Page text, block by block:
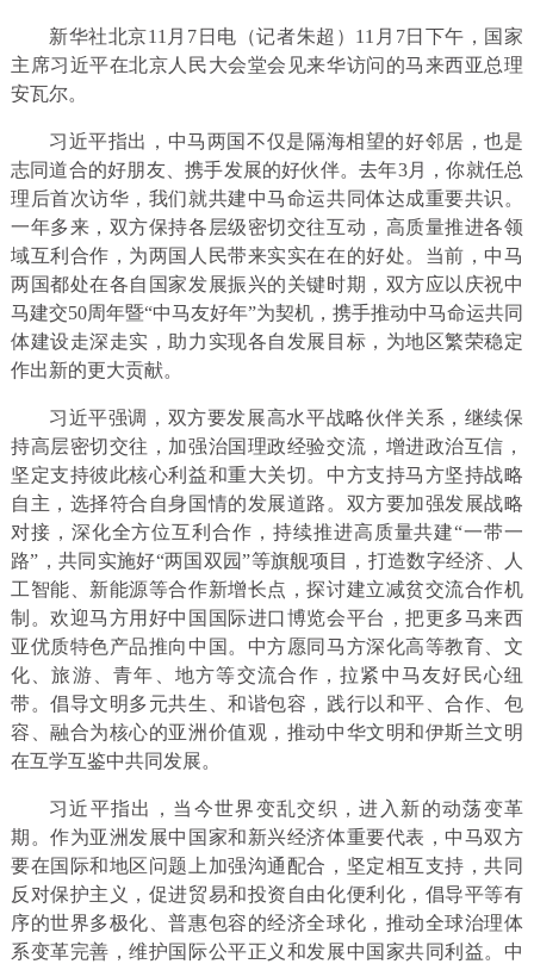
新华社北京11月7日电（记者朱超）11月7日下午，国家
主席习近平在北京人民大会堂会见来华访问的马来西亚总理
安瓦尔。
习近平指出，中马两国不仅是隔海相望的好邻居，也是
志同道合的好朋友、携手发展的好伙伴。去年3月，你就任总
理后首次访华，我们就共建中马命运共同体达成重要共识。
一年多来，双方保持各层级密切交往互动，高质量推进各领
域互利合作，为两国人民带来实实在在的好处。当前，中马
两国都处在各自国家发展振兴的关键时期，双方应以庆祝中
马建交50周年暨“中马友好年”为契机，携手推动中马命运共同
体建设走深走实，助力实现各自发展目标，为地区繁荣稳定
作出新的更大贡献。
习近平强调，双方要发展高水平战略伙伴关系，继续保
持高层密切交往，加强治国理政经验交流，增进政治互信，
坚定支持彼此核心利益和重大关切。中方支持马方坚持战略
自主，选择符合自身国情的发展道路。双方要加强发展战略
对接，深化全方位互利合作，持续推进高质量共建“一带一
路”，共同实施好“两国双园”等旗舰项目，打造数字经济、人
工智能、新能源等合作新增长点，探讨建立减贫交流合作机
制。欢迎马方用好中国国际进口博览会平台，把更多马来西
亚优质特色产品推向中国。中方愿同马方深化高等教育、文
化、旅游、青年、地方等交流合作，拉紧中马友好民心纽
带。倡导文明多元共生、和谐包容，践行以和平、合作、包
容、融合为核心的亚洲价值观，推动中华文明和伊斯兰文明
在互学互鉴中共同发展。
习近平指出，当今世界变乱交织，进入新的动荡变革
期。作为亚洲发展中国家和新兴经济体重要代表，中马双方
要在国际和地区问题上加强沟通配合，坚定相互支持，共同
反对保护主义，促进贸易和投资自由化便利化，倡导平等有
序的世界多极化、普惠包容的经济全球化，推动全球治理体
系变革完善，维护国际公平正义和发展中国家共同利益。中